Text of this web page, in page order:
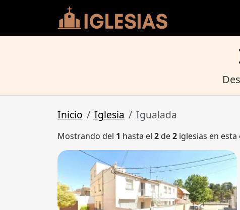
Inicio Iglesia Igualada
Mostrando del 1 hasta el 2de2 iglesias en